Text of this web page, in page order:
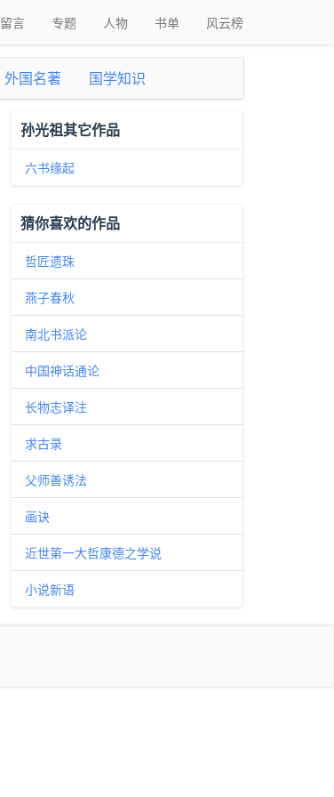
留言 专题 人物 书单 风云榜
外国名著 国学知识
孙光祖其它作品
六书缘起
猜你喜欢的作品
哲匠遗珠
燕子春秋
南北书派论
中国神话通论
长物志译注
求古录
父师善诱法
画诀
近世第一大哲康德之学说
小说新语